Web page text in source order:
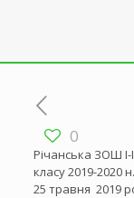
0
Річанська ЗОШ І-
класу 2019-2020
25 травня 2019